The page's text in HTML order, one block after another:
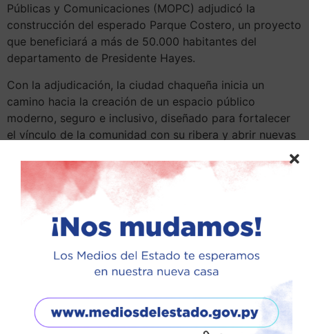
Públicas y Comunicaciones (MOPC) adjudicó la
construcción del esperado Parque Costero, un proyecto
que beneficiará a más de 50.000 habitantes del
departamento de Presidente Hayes.
Con la adjudicación, la ciudad chaqueña inicia un
camino hacia la creación de un espacio público
moderno, seguro e inclusivo, diseñado para fortalecer
el vínculo de la comunidad con su ribera y abrir nuevas
La empresaTerminal Occidental S.A.
fue seleccionada
para llevar adelante los trabajos, con una oferta de G.
9.916 millones, según la Resolución MOPC N.° 2013/25,
firmada por la ministra Claudia Centurión. Esto habilita
la orden de inicio de las obras, consideradas un hito
histórico por su impacto social, ambiental y urbano.